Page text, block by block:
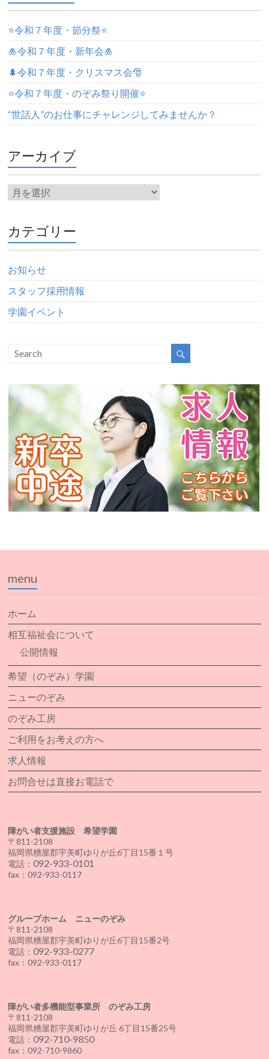
⭐️令和７年度・節分祭⭐️
🎍令和７年度・新年会🎍
🌲令和７年度・クリスマス会🎅
⭐️令和７年度・のぞみ祭り開催⭐️
“世話人”のお仕事にチャレンジしてみませんか？
アーカイブ
カテゴリー
お知らせ
スタッフ採用情報
学園イベント
menu
ホーム
相互福祉会について
公開情報
希望（のぞみ）学園
ニューのぞみ
のぞみ工房
ご利用をお考えの方へ
求人情報
お問合せは直接お電話で
障がい者支援施設 希望学園
〒811-2108
福岡県糟屋郡宇美町ゆりが丘6丁目15番１号
電話： 092-933-0101
fax：092-933-0117
グループホーム ニューのぞみ
〒811-2108
福岡県糟屋郡宇美町ゆりが丘6丁目15番2号
電話： 092-933-0277
fax：092-933-0117
障がい者多機能型事業所 のぞみ工房
〒811-2108
福岡県糟屋郡宇美町ゆりが丘 6丁目15番25号
電話： 092-710-9850
fax：092-710-9860